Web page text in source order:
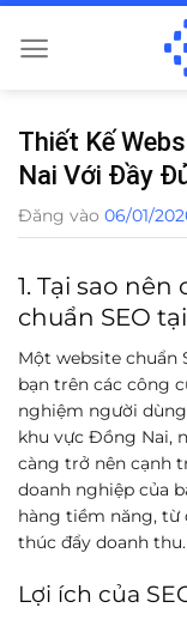
qua
Thiết Kế
Nai Với Đầy
Đăng vào 06/01/
1. Tại sao
chuẩn SEO
Một website chuẩn
bạn trên các công
nghiệm người
khu vực Đồng Nai,
càng trở nên cạnh
doanh nghiệp của
hàng tiềm năng, từ
thúc đẩy doanh thu.
Lợi ích của